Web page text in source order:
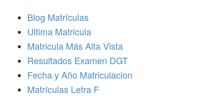
Blog Matrículas
Ultima Matricula
Matricula Más Alta Vista
Resultados Examen DGT
Fecha y Año Matriculacion
Matrículas Letra F